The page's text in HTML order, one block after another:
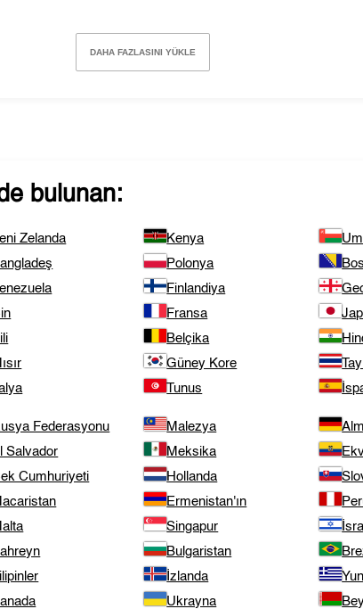
DAHA FAZLASINI YÜKLE
bulunan:
Zelanda Kenya
Polonya
Finlandiya
Fransa
Belçika
Güney Kore
Tunus
Federasyonu Malezya
Salvador Meksika
Cumhuriyeti Hollanda
Ermenistan'ın
Singapur
Bulgaristan
İzlanda
Ukrayna